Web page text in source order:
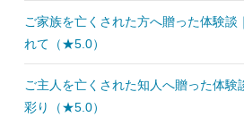
ご家族を亡くされた方へ贈った体験談
れて（★5.0）
ご主人を亡くされた知人へ贈った体験
彩り（★5.0）